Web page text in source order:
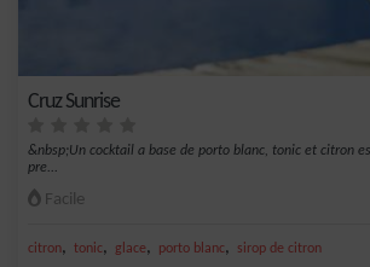
Cruz Sunrise
&nbsp;Un cocktail a base de porto blanc, tonic et citron
pre...
Facile
citron, tonic, glace, porto blanc, sirop de citron